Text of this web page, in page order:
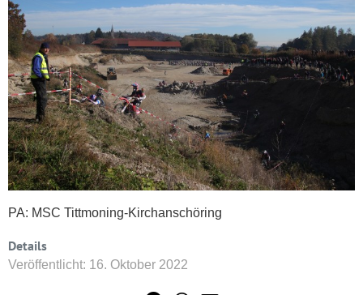
PA: MSC Tittmoning-Kirchanschöring
Details
Veröffentlicht: 16. Oktober 2022